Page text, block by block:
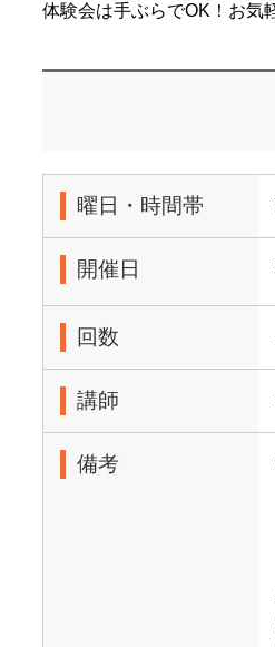
体験会は手ぶらでOK！お気
曜日・時間帯
開催日
回数
講師
備考